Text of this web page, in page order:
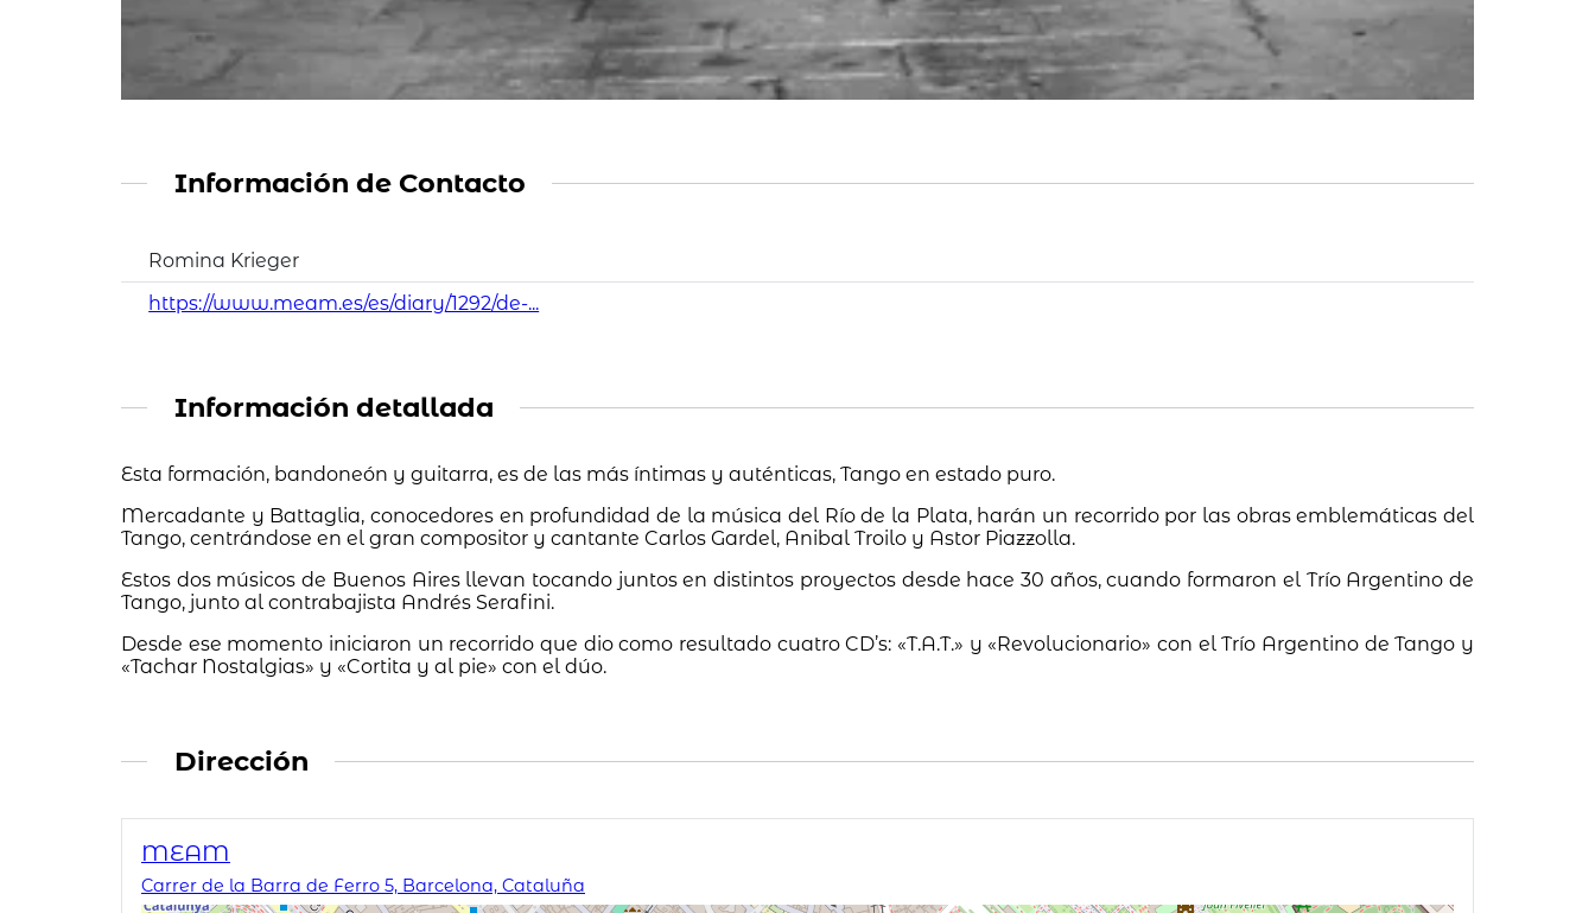
Información de Contacto
Romina Krieger
https://www.meam.es/es/diary/1292/de-...
Información detallada
Esta formación, bandoneón y guitarra, es de las más íntimas y auténticas, Tango en estado puro.
Mercadante y Battaglia, conocedores en profundidad de la música del Río de la Plata, harán un recorrido por las obras emblemáticas del
Tango, centrándose en el gran compositor y cantante Carlos Gardel, Anibal Troilo y Astor Piazzolla.
Estos dos músicos de Buenos Aires llevan tocando juntos en distintos proyectos desde hace 30 años, cuando formaron el Trío Argentino de
Tango, junto al contrabajista Andrés Serafini.
Desde ese momento iniciaron un recorrido que dio como resultado cuatro CD’s: «T.A.T.» y «Revolucionario» con el Trío Argentino de Tango y
«Tachar Nostalgias» y «Cortita y al pie» con el dúo.
Dirección
MEAM
Carrer de la Barra de Ferro 5, Barcelona, Cataluña